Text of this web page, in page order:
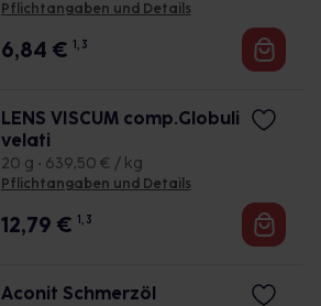
Pflichtangaben und Details
6,84 € 1, 3
LENS VISCUM comp.Globuli
velati
20 g • 639,50 € / kg
Pflichtangaben und Details
12,79 € 1, 3
Aconit Schmerzöl